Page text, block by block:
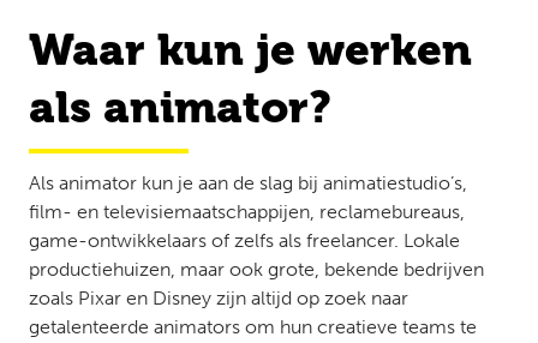
Waar kun je werken
als animator?
Als animator kun je aan de slag bij animatiestudio’s,
film- en televisiemaatschappijen, reclamebureaus,
game-ontwikkelaars of zelfs als freelancer. Lokale
productiehuizen, maar ook grote, bekende bedrijven
zoals Pixar en Disney zijn altijd op zoek naar
getalenteerde animators om hun creatieve teams te